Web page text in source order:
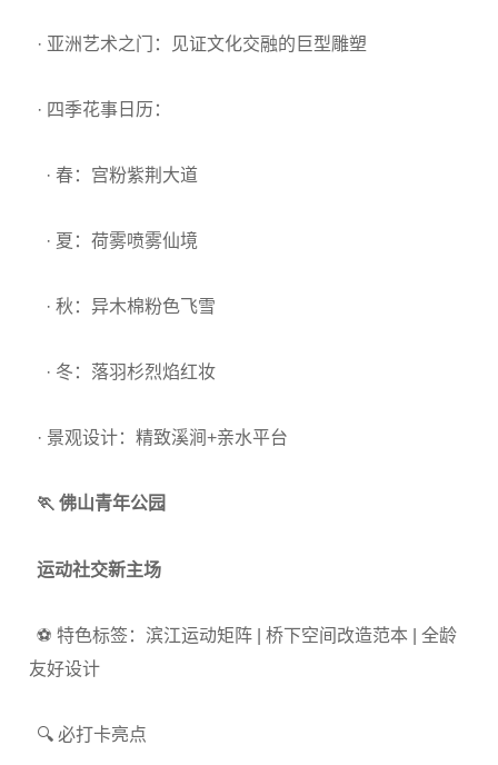
· 亚洲艺术之门：见证文化交融的巨型雕塑
· 四季花事日历：
· 春：宫粉紫荆大道
· 夏：荷雾喷雾仙境
· 秋：异木棉粉色飞雪
· 冬：落羽杉烈焰红妆
· 景观设计：精致溪涧+亲水平台
🏃 佛山青年公园
运动社交新主场
⚽ 特色标签：滨江运动矩阵 | 桥下空间改造范本 | 全龄
友好设计
🔍 必打卡亮点